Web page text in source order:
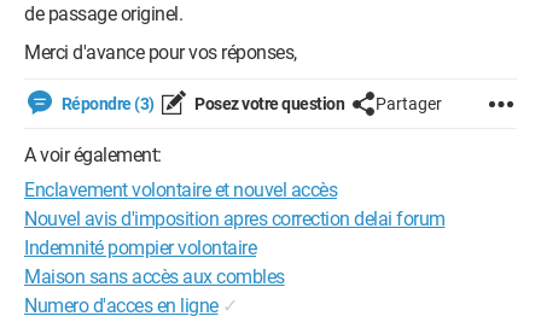
de passage originel.
Merci d'avance pour vos réponses,
Répondre (3) Posez votre question Partager
A voir également:
Enclavement volontaire et nouvel accès
Nouvel avis d'imposition apres correction delai forum
Indemnité pompier volontaire
Maison sans accès aux combles
Numero d'acces en ligne ✓